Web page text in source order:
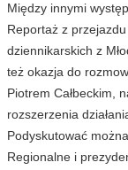
Między innymi
Reportaż z
dziennikarskich z
też okazja do
Piotrem Całbeckim,
rozszerzenia
Podyskutować
Regionalne i